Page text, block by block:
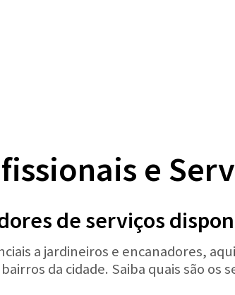
e
de serviços
a jardineiros e encanadores,
da cidade. Saiba quais são os